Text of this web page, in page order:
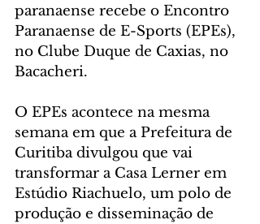
paranaense recebe o Encontro
Paranaense de E-Sports (EPEs),
no Clube Duque de Caxias, no
Bacacheri.
O EPEs acontece na mesma
semana em que a Prefeitura de
Curitiba divulgou que vai
transformar a Casa Lerner em
Estúdio Riachuelo, um polo de
produção e disseminação de